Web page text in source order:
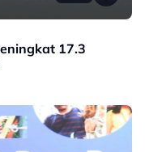
17.3